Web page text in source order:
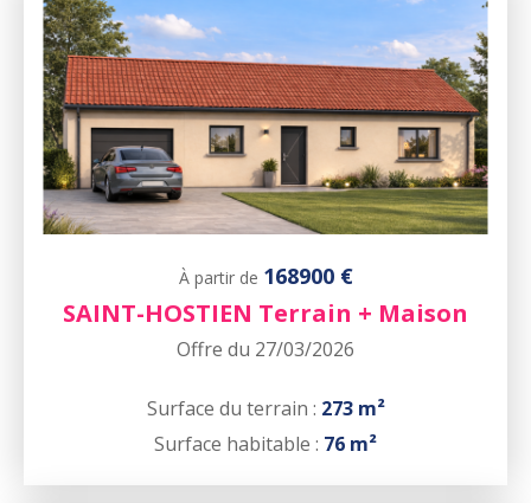
À partir de 168900 €
SAINT-HOSTIEN Terrain + Maison
Offre du 27/03/2026
Surface du terrain : 273 m²
Surface habitable : 76 m²